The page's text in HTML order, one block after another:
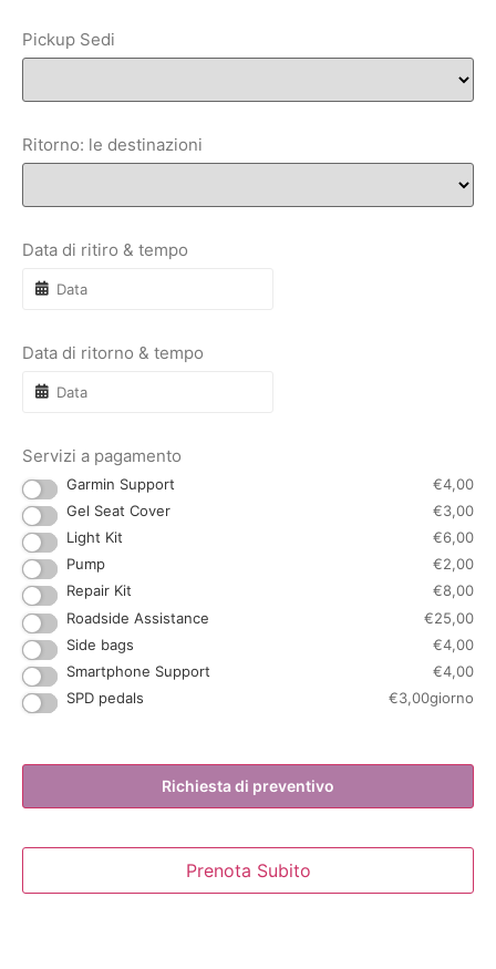
Pickup Sedi
Ritorno: le destinazioni
Data di ritiro & tempo
Data di ritorno & tempo
Servizi a pagamento
Garmin Support €4,00
Gel Seat Cover
€3,00
Light Kit
€6,00
Pump
€2,00
Repair Kit
€8,00
Roadside Assistance
€25,00
Side bags
€4,00
Smartphone Support
€4,00
SPD pedals
€3,00giorno
Prenota Subito
Richiesta di preventivo